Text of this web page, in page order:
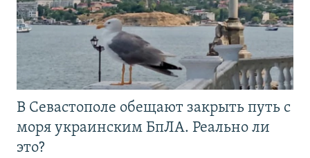
В Севастополе обещают закрыть путь с
моря украинским БпЛА. Реально ли
это?